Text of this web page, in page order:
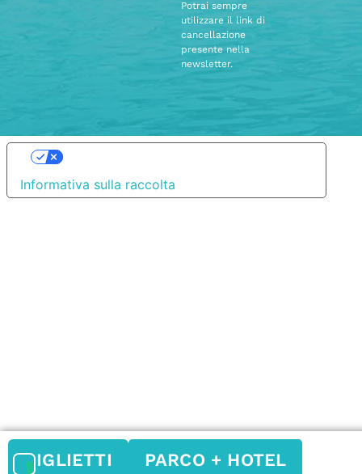
BIGLIETTI PARCO + HOTEL
Potrai sempre
utilizzare il link di
cancellazione
presente nella
newsletter.
Informativa sulla raccolta
Le tue preferenze relative alla privacy